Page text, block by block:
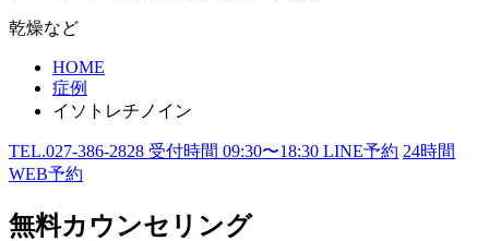
乾燥など
HOME
症例
イソトレチノイン
TEL.027-386-2828 受付時間 09:30〜18:30 LINE予約 24時間
WEB予約
無料カウンセリング